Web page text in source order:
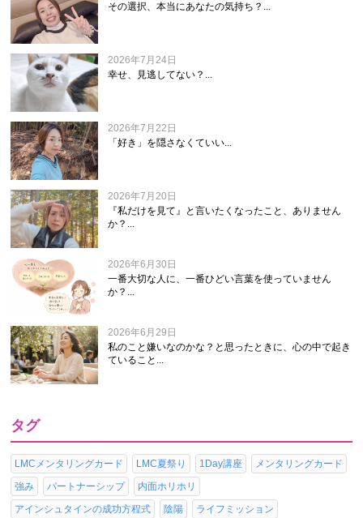
その選択、本当にあなたの気持ち？...
2026年7月24日
幸せ、見逃してない？...
2026年7月22日
「好き」を隠さなくていい...
2026年7月20日
『私だけを見て』と言いたくなったこと、ありません
か？...
2026年6月30日
一番大切な人に、一番ひどい言葉を使っていません
か？...
2026年6月29日
私のこと嫌いなのかな？と思ったときに、心の中で起き
ていること...
タグ
LMCメンタリングカード LMC夏祭り 1Day講座
メンタリングカード
強み
パートナーシップ
内面ホリホリ
アインシュタインの成功方程式
陰陽 ライフミッション